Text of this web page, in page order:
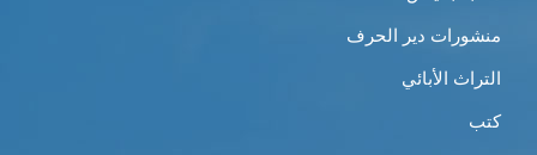
منشورات دير الحرف
التراث الأبائي
كتب